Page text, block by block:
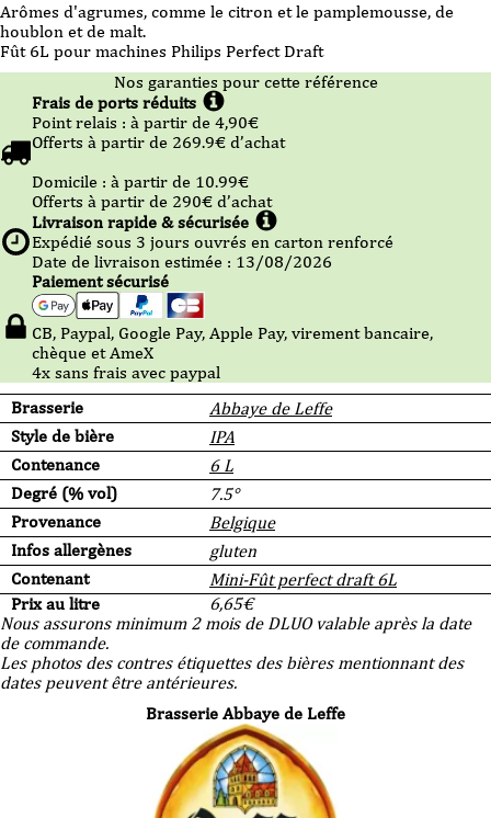
Arômes d'agrumes, comme le citron et le pamplemousse, de
houblon et de malt.
Fût 6L pour machines Philips Perfect Draft
Brasserie
Abbaye de Leffe
Style de bière
IPA
Contenance
6 L
Degré (% vol)
7.5°
Provenance
Belgique
Infos allergènes
gluten
Contenant
Mini-Fût perfect draft 6L
Prix au litre
6,65€
Nous assurons minimum 2 mois de DLUO valable après la date
de commande.
Les photos des contres étiquettes des bières mentionnant des
dates peuvent être antérieures.
Nos garanties pour cette référence
Frais de ports réduits
Point relais : à partir de 4,90€
Offerts à partir de 269.9€ d’achat
Domicile : à partir de 10.99€
Offerts à partir de 290€ d’achat
Livraison rapide & sécurisée
Expédié sous 3 jours ouvrés en carton renforcé
Date de livraison estimée : 13/08/2026
Paiement sécurisé
CB, Paypal, Google Pay, Apple Pay, virement bancaire,
chèque et AmeX
4x sans frais avec paypal
Brasserie Abbaye de Leffe